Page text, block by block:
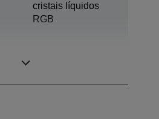
cristais líquidos
RGB